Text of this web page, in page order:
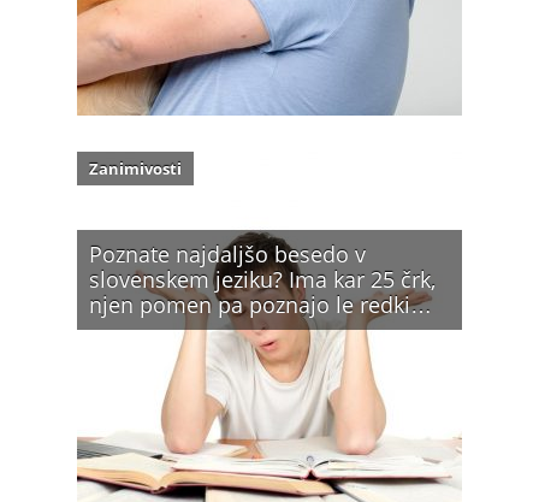
Poznate najdaljšo besedo v
slovenskem jeziku? Ima kar 25 črk,
njen pomen pa poznajo le redki…
Zanimivosti